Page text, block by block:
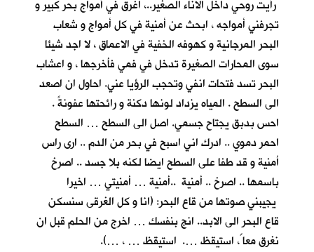
رأيت روحي داخل الاناء الصغير..، اغرق في أمواج بحر كبير و
تجرفني أمواجه ، ابحث عن أمنية في كل أمواج و شعاب
البحر المرجانية و كهوفه الخفية في الاعماق ، لا اجد شيئا
سوى المحارات الصغيرة تدخل في فمي فأخرجها ، و اعشاب
البحر تسد فتحات انفي وتحجب الرؤيا عني. احاول ان اصعد
الى السطح . المياه يزداد لونها دكنة و رائحتها عفونةً .
احس بدبق يجتاح جسمي. اصل الى السطح … السطح
احمر دموي .. ادرك اني اسبح في بحر من الدم .. ارى راس
أمنية و قد طفا على السطح ايضا لكنه بلا جسد .. اصرخ
باسمها .. اصرخ .. أمنية ..أمنية … أمنيتي … اخيرا
يجيبني صوتها من قاع البحر: (انا و كل الغرقى سنسكن
قاع البحر الى الابد.. انج بنفسك … اخرج من الحلم قبل ان
نغرق معا ً، استيقظ …. استيقظ … ، …).